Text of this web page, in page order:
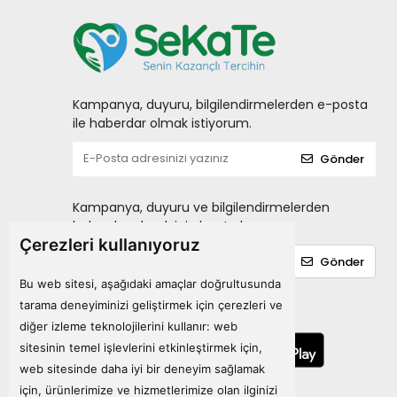
Çerezleri kullanıyoruz
Bu web sitesi, aşağıdaki amaçlar doğrultusunda
tarama deneyiminizi geliştirmek için çerezleri ve
diğer izleme teknolojilerini kullanır: web
sitesinin temel işlevlerini etkinleştirmek için,
web sitesinde daha iyi bir deneyim sağlamak
için, ürünlerimize ve hizmetlerimize olan ilginizi
Laktofit
LIPOZONE
MARY HELENA
Matriks
MENARINI
miraderm
Nature's Bounty
Natuwell
NEW LIFE
NURSE HARVEY'S
Ocean
Kampanya, duyuru, bilgilendirmelerden e-posta
ile haberdar olmak istiyorum.
Gönder
Kampanya, duyuru ve bilgilendirmelerden
haberdar olmak için kayıt olun.
Gönder
Mobil Uygulamalarımız